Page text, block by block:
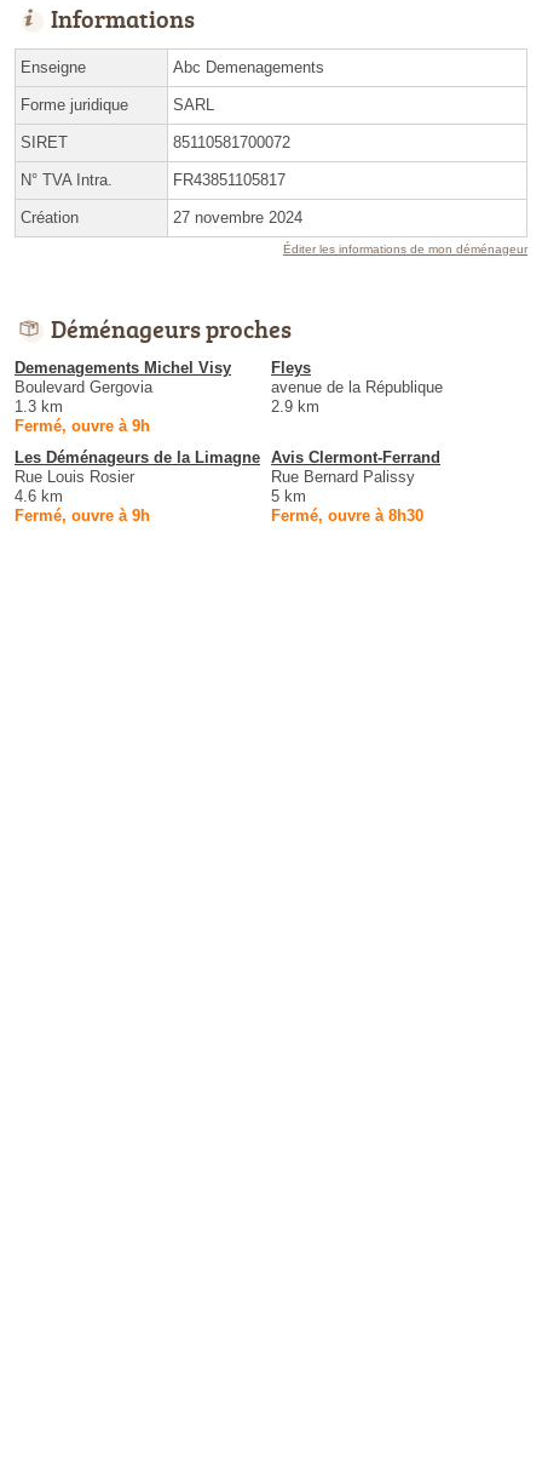
Informations
Enseigne Abc Demenagements
Forme juridique SARL
SIRET 85110581700072
N° TVA Intra. FR43851105817
Création 27 novembre 2024
Éditer les informations de mon déménageur
Déménageurs proches
Demenagements Michel Visy
Boulevard Gergovia
1.3 km
Fermé, ouvre à 9h
Fleys
avenue de la République
2.9 km
Les Déménageurs de la Limagne
Rue Louis Rosier
4.6 km
Fermé, ouvre à 9h
Avis Clermont-Ferrand
Rue Bernard Palissy
5 km
Fermé, ouvre à 8h30